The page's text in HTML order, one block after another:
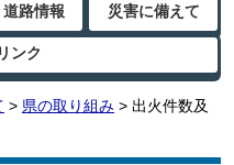
道路情報 災害に備えて
ンク
> 県の取り組み > 出火件数及